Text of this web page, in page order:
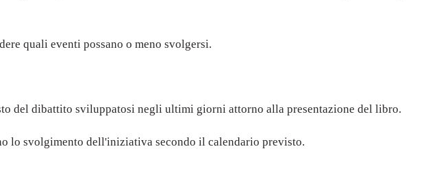
quali eventi possano o meno svolgersi.
del dibattito sviluppatosi negli ultimi giorni attorno alla presentazione del libro.
lo svolgimento dell'iniziativa secondo il calendario previsto.